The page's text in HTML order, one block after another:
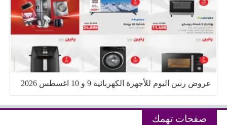
عروض رنين اليوم للأجهزة الكهربائية 9 و 10 اغسطس 2026
صفحات تهمك